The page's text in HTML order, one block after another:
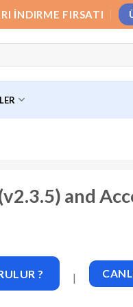
İNDIRME FIRSATI
and
? |